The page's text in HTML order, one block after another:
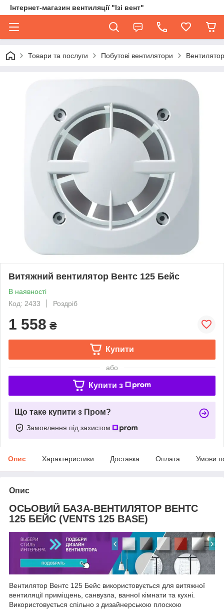
Інтернет-магазин вентиляції "Ізі вент"
Товари та послуги Побутові вентилятори
Витяжний вентилятор Вентс 125 Бейс
В наявності
Код: 2433
Роздріб
1 558 ₴
Купити
або
Купити з
Що таке купити з Пром?
Замовлення під захистом
Опис Характеристики Доставка Оплата Умови
Опис
ОСЬОВИЙ БАЗА-ВЕНТИЛЯТОР ВЕНТС
125 БЕЙС (VENTS 125 BASE)
Вентилятор Вентс 125 Бейс використовується для витяжної
вентиляції приміщень, санвузла, ванної кімнати та кухні.
Використовується спільно з дизайнерською плоскою